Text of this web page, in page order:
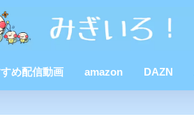
め配信動画 amazon DAZN